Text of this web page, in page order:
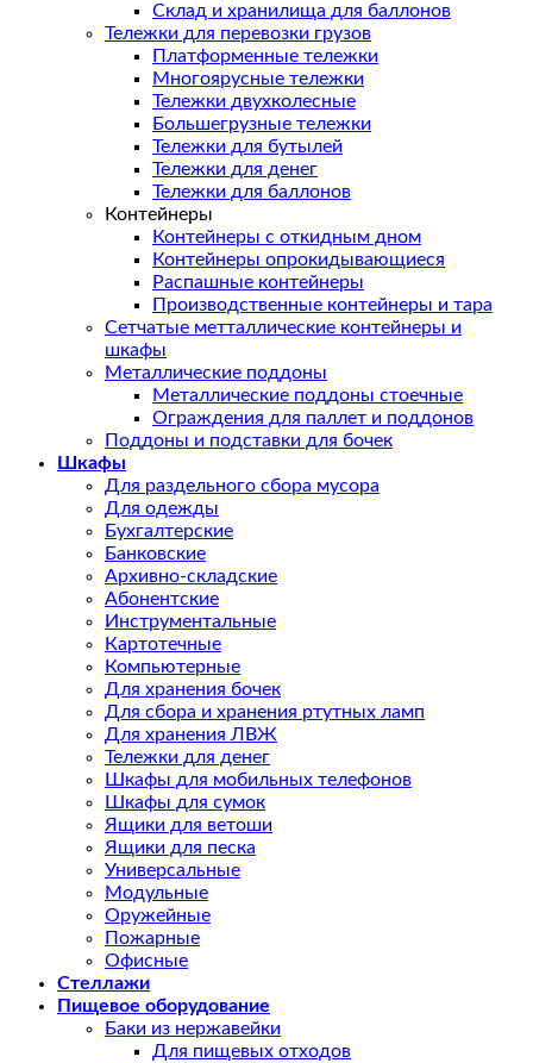
Склад и хранилища для баллонов
Тележки для перевозки грузов
Платформенные тележки
Многоярусные тележки
Тележки двухколесные
Большегрузные тележки
Тележки для бутылей
Тележки для денег
Тележки для баллонов
Контейнеры
Контейнеры с откидным дном
Контейнеры опрокидывающиеся
Распашные контейнеры
Производственные контейнеры и тара
Сетчатые метталлические контейнеры и
шкафы
Металлические поддоны
Металлические поддоны стоечные
Ограждения для паллет и поддонов
Поддоны и подставки для бочек
Шкафы
Для раздельного сбора мусора
Для одежды
Бухгалтерские
Банковские
Архивно-складские
Абонентские
Инструментальные
Картотечные
Компьютерные
Для хранения бочек
Для сбора и хранения ртутных ламп
Для хранения ЛВЖ
Тележки для денег
Шкафы для мобильных телефонов
Шкафы для сумок
Ящики для ветоши
Ящики для песка
Универсальные
Модульные
Оружейные
Пожарные
Офисные
Стеллажи
Пищевое оборудование
Баки из нержавейки
Для пищевых отходов